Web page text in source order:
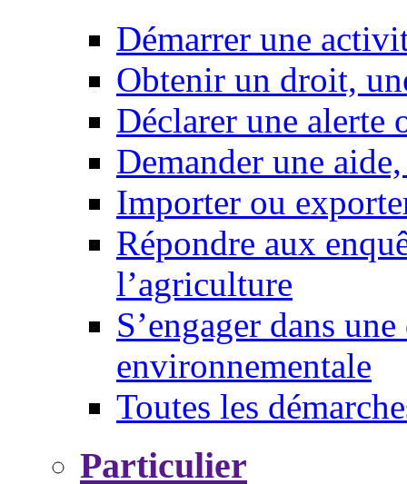
Démarrer une
Obtenir un droit,
Déclarer une alerte
Demander une
Importer ou
Répondre aux
l’agriculture
S’engager dans
environnementale
Toutes les
Particulier